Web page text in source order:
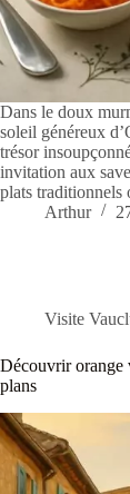
Dans le doux
soleil généreux
trésor
invitation aux
plats traditionnels
Arthur
Visite
Découvrir orange
plans